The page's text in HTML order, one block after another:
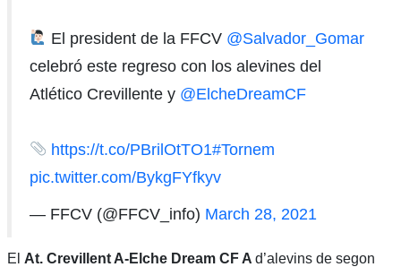
El president de la FFCV @Salvador_Gomar
celebró este regreso con los alevines del
Atlético Crevillente y @ElcheDreamCF
https://t.co/PBrilOtTO1#Tornem
pic.twitter.com/BykgFYfkyv
— FFCV (@FFCV_info) March 28, 2021
El At. Crevillent A-Elche Dream CF A d’alevins de segon